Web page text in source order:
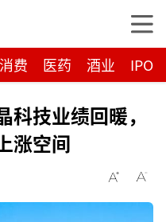
消费 医药 酒业 IPO
技业绩回暖，
涨空间